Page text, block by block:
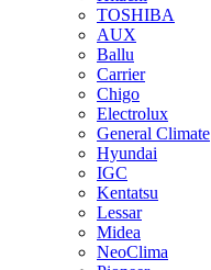
TOSHIBA
AUX
Ballu
Carrier
Chigo
Electrolux
General Climate
Hyundai
IGC
Kentatsu
Lessar
Midea
NeoClima